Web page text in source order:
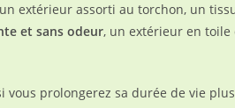
extérieur assorti au torchon, un
et sans odeur, un extérieur en toile
vous prolongerez sa durée de vie